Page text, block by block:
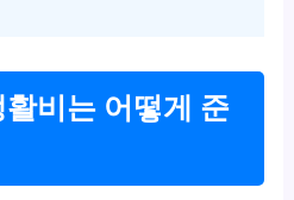
비는 어떻게 준